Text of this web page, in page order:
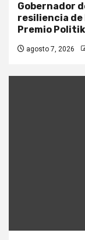
Gobernador
resiliencia de
Premio
agosto 7, 2026